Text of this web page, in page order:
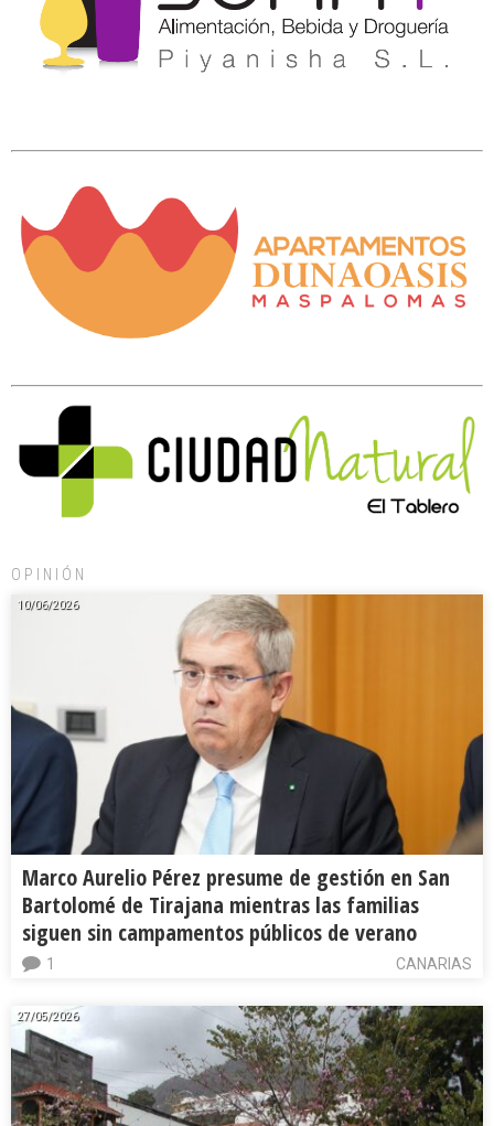
OPINIÓN
10/06/2026
Marco Aurelio Pérez presume de gestión en San
Bartolomé de Tirajana mientras las familias
siguen sin campamentos públicos de verano
CANARIAS
1
27/05/2026